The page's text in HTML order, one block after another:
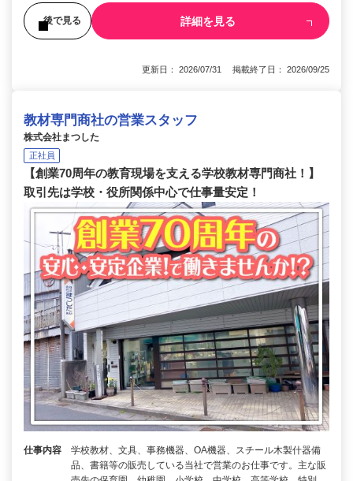
後で見る 詳細を見る
更新日： 2026/07/31 掲載終了日： 2026/09/25
教材専門商社の営業スタッフ
株式会社まつした
正社員
【創業70周年の教育現場を支える学校教材専門商社！】
取引先は学校・役所関係中心で仕事量安定！
仕事内容
学校教材、文具、事務機器、OA機器、スチール木製什器備
品、書籍等の販売している当社で営業のお仕事です。主な販